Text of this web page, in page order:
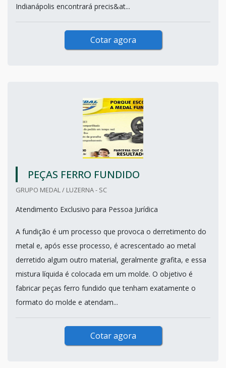
Indianápolis encontrará precis&at...
Cotar agora
PEÇAS FERRO FUNDIDO
GRUPO MEDAL / LUZERNA - SC
Atendimento Exclusivo para Pessoa Jurídica
A fundição é um processo que provoca o derretimento do
metal e, após esse processo, é acrescentado ao metal
derretido algum outro material, geralmente grafita, e essa
mistura líquida é colocada em um molde. O objetivo é
fabricar peças ferro fundido que tenham exatamente o
formato do molde e atendam...
Cotar agora